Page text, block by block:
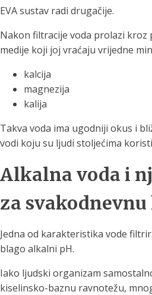
EVA sustav radi drugačije.
Nakon filtracije voda prolazi kroz
medije koji joj vraćaju vrijedne
kalcija
magnezija
kalija
Takva voda ima ugodniji okus i
vodi koju su ljudi stoljećima
Alkalna voda i
za
Jedna od karakteristika vode
blago alkalni pH.
Iako ljudski organizam
kiselinsko-baznu ravnotežu,